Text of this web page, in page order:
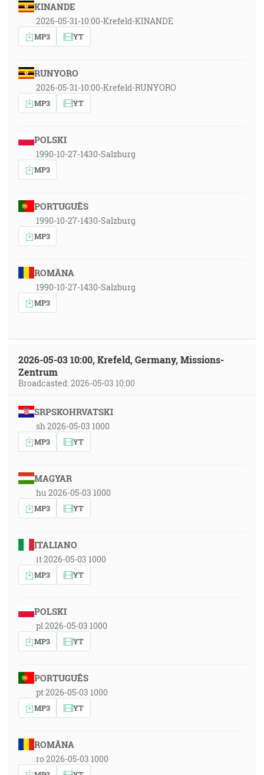
KINANDE
2026-05-31-10:00-Krefeld-KINANDE
MP3 YT
RUNYORO
2026-05-31-10:00-Krefeld-RUNYORO
MP3 YT
POLSKI
1990-10-27-1430-Salzburg
MP3
PORTUGUÊS
1990-10-27-1430-Salzburg
MP3
ROMÂNA
1990-10-27-1430-Salzburg
MP3
2026-05-03 10:00, Krefeld, Germany, Missions-
Zentrum
Broadcasted: 2026-05-03 10:00
SRPSKOHRVATSKI
sh 2026-05-03 1000
MP3 YT
MAGYAR
hu 2026-05-03 1000
MP3 YT
ITALIANO
it 2026-05-03 1000
MP3 YT
POLSKI
pl 2026-05-03 1000
MP3 YT
PORTUGUÊS
pt 2026-05-03 1000
MP3 YT
ROMÂNA
ro 2026-05-03 1000